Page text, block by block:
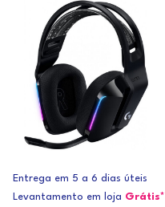
Entrega em 5 a 6 dias úteis
Levantamento em loja Grátis*